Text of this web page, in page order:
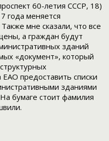
60-летия СССР, 18)
года меняется
мне сказали, что все
а граждан будут
зданий
«документ», который
предоставить списки
зданиями
бумаге стоит фамилия